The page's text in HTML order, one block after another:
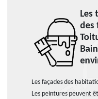
Les
des
Les façades des
Les peintures peuvent